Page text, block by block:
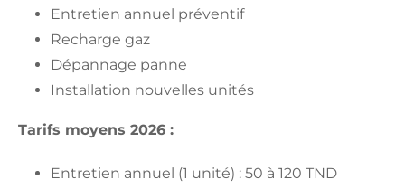
Entretien annuel préventif
Recharge gaz
Dépannage panne
Installation nouvelles unités
Tarifs moyens 2026 :
Entretien annuel (1 unité) : 50 à 120 TND